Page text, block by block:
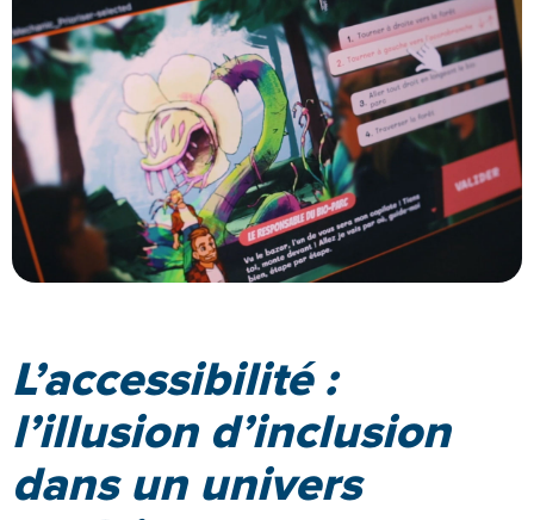
L’accessibilité :
l’illusion d’inclusion
dans un univers